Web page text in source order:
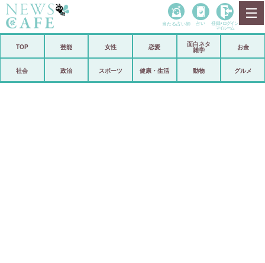
政治
当たる占い師 占い 登録• ログイン
マイルーム
TOP 芸能 女性 恋愛
面白ネタ
雑学
お金
社会 政治 スポーツ 健康・生活 動物 グルメ